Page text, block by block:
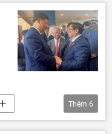
Thêm 6